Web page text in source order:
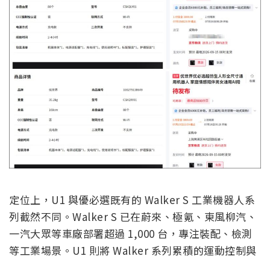
定位上，U1 與優必選既有的 Walker S 工業機器人系
列截然不同。Walker S 已在蔚來、極氪、東風柳汽、
一汽大眾等車廠部署超過 1,000 台，專注裝配、檢測
等工業場景。U1 則將 Walker 系列累積的運動控制與